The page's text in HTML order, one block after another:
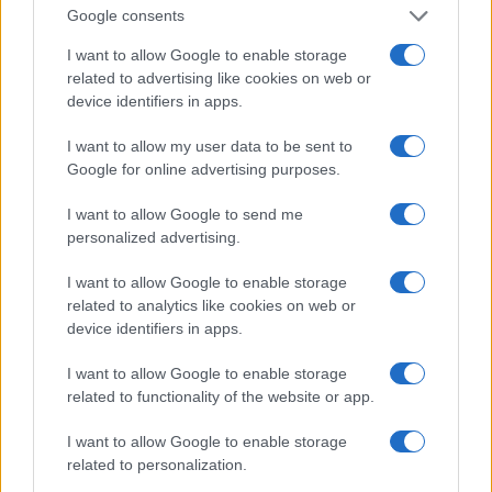
Google consents
I want to allow Google to enable storage
related to advertising like cookies on web or
device identifiers in apps.
I want to allow my user data to be sent to
Google for online advertising purposes.
I want to allow Google to send me
personalized advertising.
I want to allow Google to enable storage
related to analytics like cookies on web or
device identifiers in apps.
I want to allow Google to enable storage
related to functionality of the website or app.
I want to allow Google to enable storage
related to personalization.
SOPHIE WARD, IL GIOVANE SHERLOCK
HOLMES
All’inizio della sua carriera, ha interpretato Elizabeth
Hardy, l’amore di Sherlock Holmes per il film Young
Sherlock Holmes
SOPHIE WARD VOGUE
Ward era stata a lungo considerata un volto degli
anni ’80” come modella di Vogue.
DOMANDE FREQUENTI SU SOPHIE
WARD
CHI È SOPHIE WARD?